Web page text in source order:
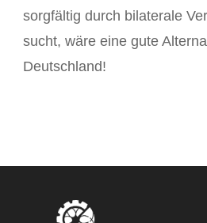
sorgfältig durch bilaterale
sucht, wäre eine gute
Deutschland!